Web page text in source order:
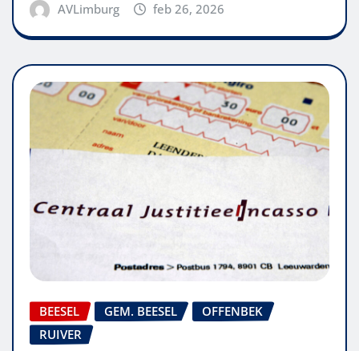
AVLimburg feb 26, 2026
BEESEL GEM. BEESEL
OFFENBEK
RUIVER